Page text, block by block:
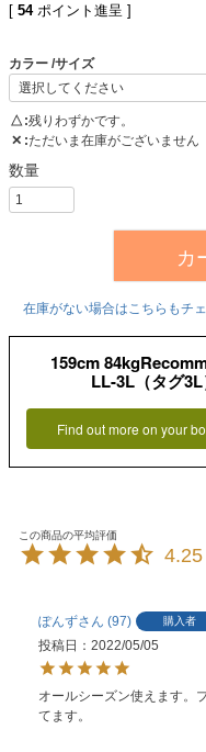
[ 54 ポイント進呈 ]
カラー サイズ
△ 残りわずかです。
✕ ただいま在庫がございません
カ
在庫がない場合はこちらもチ
159cm
LL-3L（タグ3L
Find out more on your
4.25
ぽんず 97 購入者
投稿日
2022/05/05
オールシーズン使えます。
てます。